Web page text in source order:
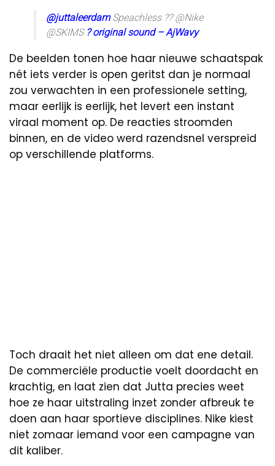
@juttaleerdamSpeachless ?? @Nike
@SKIMS ? original sound – AjWavy
De beelden tonen hoe haar nieuwe schaatspak
nét iets verder is open geritst dan je normaal
zou verwachten in een professionele setting,
maar eerlijk is eerlijk, het levert een instant
viraal moment op. De reacties stroomden
binnen, en de video werd razendsnel verspreid
op verschillende platforms.
Toch draait het niet alleen om dat ene detail.
De commerciële productie voelt doordacht en
krachtig, en laat zien dat Jutta precies weet
hoe ze haar uitstraling inzet zonder afbreuk te
doen aan haar sportieve disciplines. Nike kiest
niet zomaar iemand voor een campagne van
dit kaliber.